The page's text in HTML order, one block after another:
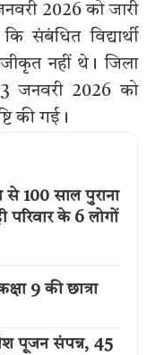
2026 को जारी
संबंधित विद्यार्थी
नहीं थे। जिला
13 जनवरी 2026 को
की गई।
से 100 साल पुराना
परिवार के 6 लोगों
9 की छात्रा
पूजन संपन्न, 45